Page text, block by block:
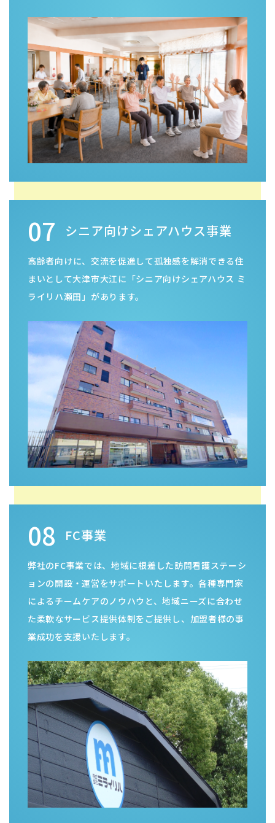
07 シニア向けシェアハウス事業
高齢者向けに、交流を促進して孤独感を解消できる住
まいとして大津市大江に「シニア向けシェアハウス ミ
ライリハ瀬田」があります。
08 FC事業
弊社のFC事業では、地域に根差した訪問看護ステーシ
ョンの開設・運営をサポートいたします。各種専門家
によるチームケアのノウハウと、地域ニーズに合わせ
た柔軟なサービス提供体制をご提供し、加盟者様の事
業成功を支援いたします。